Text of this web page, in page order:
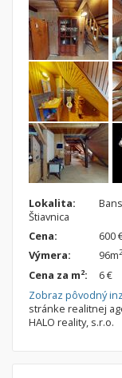
Lokalita:
Štiavnica
Cena:
600
Výmera:
96m2
Cena za m2:
6 €
Zobraz pôvodný
stránke realitnej
HALO reality, s.r.o.